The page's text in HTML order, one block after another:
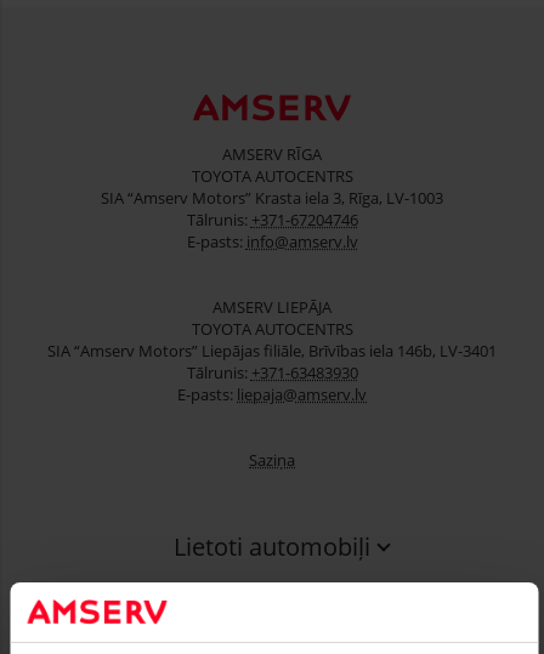
AMSERV RĪGA
TOYOTA AUTOCENTRS
SIA “Amserv Motors” Krasta iela 3, Rīga, LV-1003
Tālrunis: +371-67204746
E-pasts: info@amserv.lv
AMSERV LIEPĀJA
TOYOTA AUTOCENTRS
SIA “Amserv Motors” Liepājas filiāle, Brīvības iela 146b, LV-3401
Tālrunis: +371-63483930
E-pasts: liepaja@amserv.lv
Saziņa
Lietoti automobiļi
Serviss